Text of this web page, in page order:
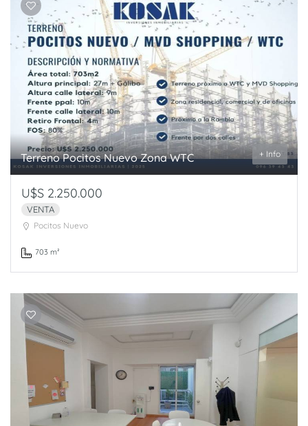
Terreno Pocitos Nuevo Zona WTC + Info
U$S 2.250.000
VENTA
Pocitos Nuevo
703 m²